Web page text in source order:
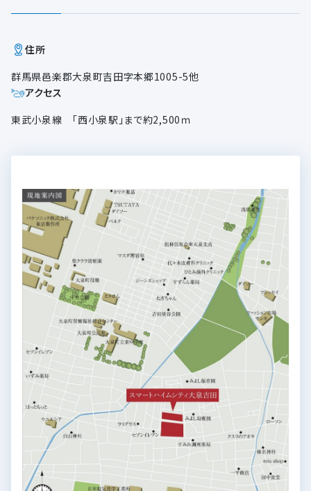
住所
群馬県邑楽郡大泉町吉田字本郷1005-5他
アクセス
東武小泉線 「西小泉駅」まで約2,500ｍ